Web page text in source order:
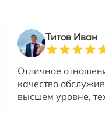
Титов Иван
Отличное
качество
высшем уровне,